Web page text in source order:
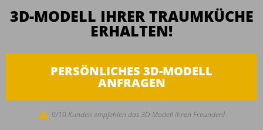
3D-MODELL IHRER TRAUMKÜCHE
ERHALTEN!
PERSÖNLICHES 3D-MODELL
ANFRAGEN
9/10 Kunden empfehlen das 3D-Modell ihren Freunden!